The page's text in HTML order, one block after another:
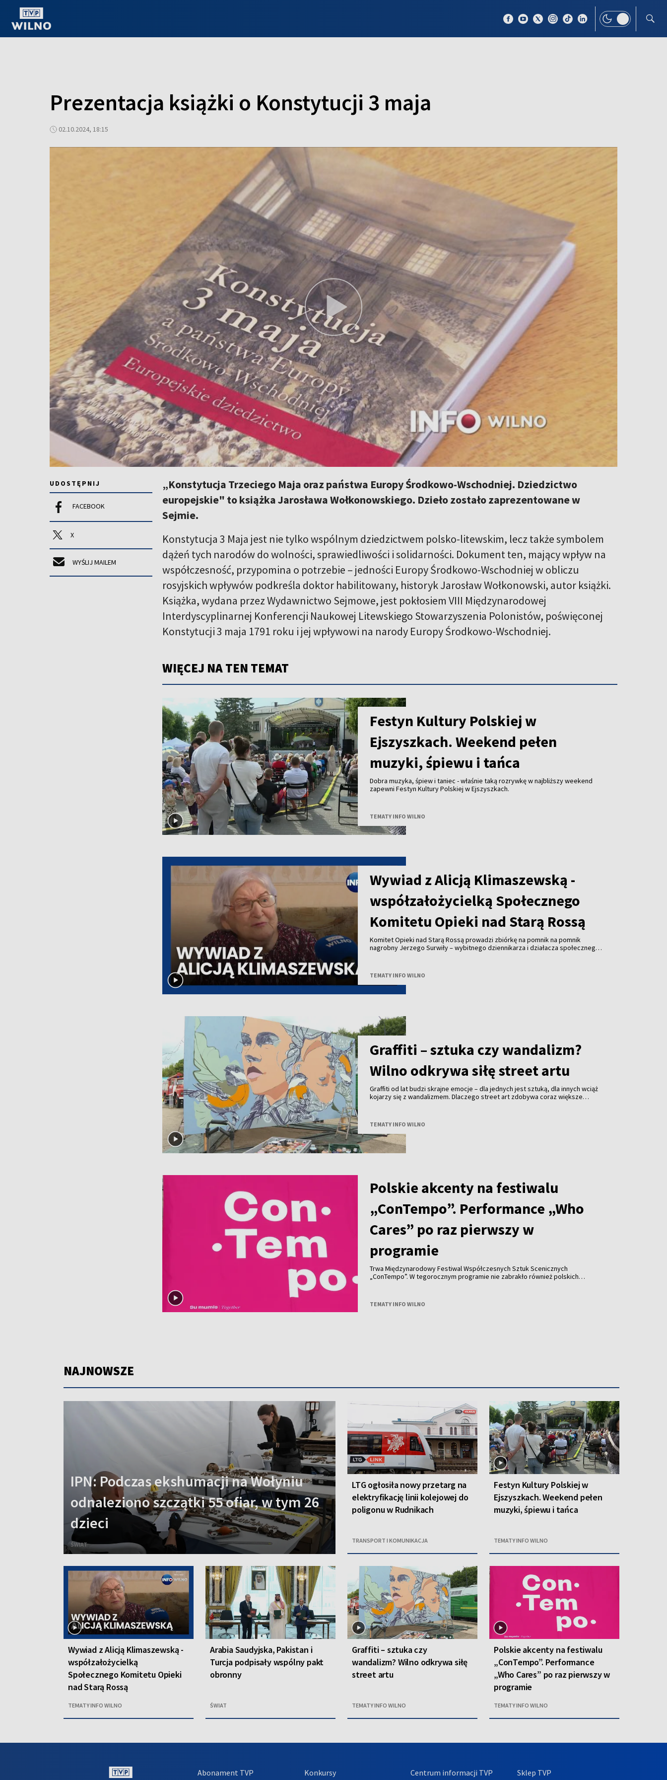
Prezentacja książki o Konstytucji 3 maja
02.10.2024, 18:15
UDOSTĘPNIJ
FACEBOOK
X
WYŚLIJ MAILEM
„Konstytucja Trzeciego Maja oraz państwa Europy Środkowo-Wschodniej. Dziedzictwo
europejskie" to książka Jarosława Wołkonowskiego. Dzieło zostało zaprezentowane w
Sejmie.
Konstytucja 3 Maja jest nie tylko wspólnym dziedzictwem polsko-litewskim, lecz także symbolem
dążeń tych narodów do wolności, sprawiedliwości i solidarności. Dokument ten, mający wpływ na
współczesność, przypomina o potrzebie – jedności Europy Środkowo-Wschodniej w obliczu
rosyjskich wpływów podkreśla doktor habilitowany, historyk Jarosław Wołkonowski, autor książki.
Książka, wydana przez Wydawnictwo Sejmowe, jest pokłosiem VIII Międzynarodowej
Interdyscyplinarnej Konferencji Naukowej Litewskiego Stowarzyszenia Polonistów, poświęconej
Konstytucji 3 maja 1791 roku i jej wpływowi na narody Europy Środkowo-Wschodniej.
WIĘCEJ NA TEN TEMAT
Festyn Kultury Polskiej w
Ejszyszkach. Weekend pełen
muzyki, śpiewu i tańca
Dobra muzyka, śpiew i taniec - właśnie taką rozrywkę w najbliższy weekend
zapewni Festyn Kultury Polskiej w Ejszyszkach.
TEMATY INFO WILNO
Wywiad z Alicją Klimaszewską -
współzałożycielką Społecznego
Komitetu Opieki nad Starą Rossą
Komitet Opieki nad Starą Rossą prowadzi zbiórkę na pomnik na pomnik
nagrobny Jerzego Surwiły – wybitnego dziennikarza i działacza społecznego.
Opieki nad Starą Rossą i Cmentarzem Bernardyńskim, Polskiej Sekcji
Zesłańców przy Wileńskiej Wspólnocie Więźniów Politycznych i Zesłańców,
patronował budowie pomnika Adama Mickiewicza w Wilnie. Koszty realizacja
projektu to 25 tysięcy euro. Odsłonięcie inicjatorzy planują w listopadzie.
TEMATY INFO WILNO
Graffiti – sztuka czy wandalizm?
Wilno odkrywa siłę street artu
Graffiti od lat budzi skrajne emocje – dla jednych jest sztuką, dla innych wciąż
kojarzy się z wandalizmem. Dlaczego street art zdobywa coraz większe
TEMATY INFO WILNO
Polskie akcenty na festiwalu
„ConTempo”. Performance „Who
Cares” po raz pierwszy w
programie
Trwa Międzynarodowy Festiwal Współczesnych Sztuk Scenicznych
„ConTempo”. W tegorocznym programie nie zabrakło również polskich
„Who Cares”.
TEMATY INFO WILNO
NAJNOWSZE
IPN: Podczas ekshumacji na Wołyniu
odnaleziono szczątki 55 ofiar, w tym 26
dzieci
ŚWIAT
LTG ogłosiła nowy przetarg na
elektryfikację linii kolejowej do
poligonu w Rudnikach
TRANSPORT I KOMUNIKACJA
Festyn Kultury Polskiej w
Ejszyszkach. Weekend pełen
muzyki, śpiewu i tańca
TEMATY INFO WILNO
Wywiad z Alicją Klimaszewską -
współzałożycielką
Społecznego Komitetu Opieki
nad Starą Rossą
TEMATY INFO WILNO
Arabia Saudyjska, Pakistan i
Turcja podpisały wspólny pakt
obronny
ŚWIAT
Graffiti – sztuka czy
wandalizm? Wilno odkrywa siłę
street artu
TEMATY INFO WILNO
Polskie akcenty na festiwalu
„ConTempo”. Performance
„Who Cares” po raz pierwszy w
programie
TEMATY INFO WILNO
Abonament TVP Konkursy Centrum informacji TVP Sklep TVP